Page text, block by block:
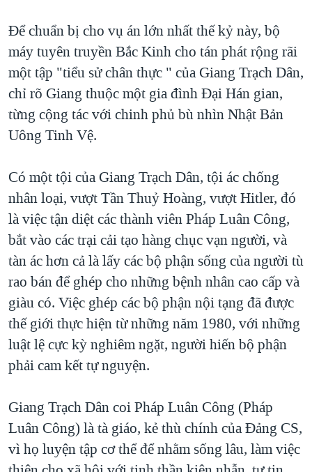
Để chuẩn bị cho vụ án lớn nhất thế kỷ này, bộ
máy tuyên truyền Bắc Kinh cho tán phát rộng rãi
một tập "tiểu sử chân thực " của Giang Trạch Dân,
chỉ rõ Giang thuộc một gia đình Đại Hán gian,
từng cộng tác với chinh phủ bù nhìn Nhật Bản
Uông Tinh Vệ.
Có một tội của Giang Trạch Dân, tội ác chống
nhân loại, vượt Tần Thuỷ Hoàng, vượt Hitler, đó
là việc tận diệt các thành viên Pháp Luân Công,
bắt vào các trại cải tạo hàng chục vạn người, và
tàn ác hơn cả là lấy các bộ phận sống của người tù
rao bán để ghép cho những bệnh nhân cao cấp và
giàu có. Việc ghép các bộ phận nội tạng đã được
thế giới thực hiện từ những năm 1980, với những
luật lệ cực kỳ nghiêm ngặt, người hiến bộ phận
phải cam kết tự nguyện.
Giang Trạch Dân coi Pháp Luân Công (Pháp
Luân Công) là tà giáo, kẻ thù chính của Đảng CS,
vì họ luyện tập cơ thể để nhằm sống lâu, làm việc